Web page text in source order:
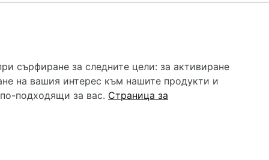
все че се полагат всички усилия за обновяване и
и самолечението могат да бъдат опасни за
помощ!
сърфиране за следните цели: за активиране
на вашия интерес към нашите продукти и
подходящи за вас. Страница за